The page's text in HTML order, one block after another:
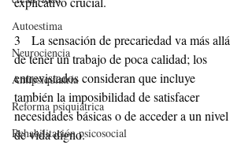
Autoestima
Neurociencia
Antipsiquiatría
Reforma psiquiátrica
Rehabilitación psicosocial
3   La sensación de precariedad va más allá
de tener un trabajo de poca calidad; los
entrevistados consideran que incluye
también la imposibilidad de satisfacer
necesidades básicas o de acceder a un nivel
de vida digno.